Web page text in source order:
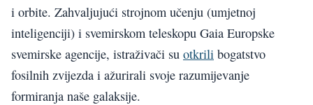
i orbite. Zahvaljujući strojnom učenju (umjetnoj
inteligenciji) i svemirskom teleskopu Gaia Europske
svemirske agencije, istraživači su otkrili bogatstvo
fosilnih zvijezda i ažurirali svoje razumijevanje
formiranja naše galaksije.